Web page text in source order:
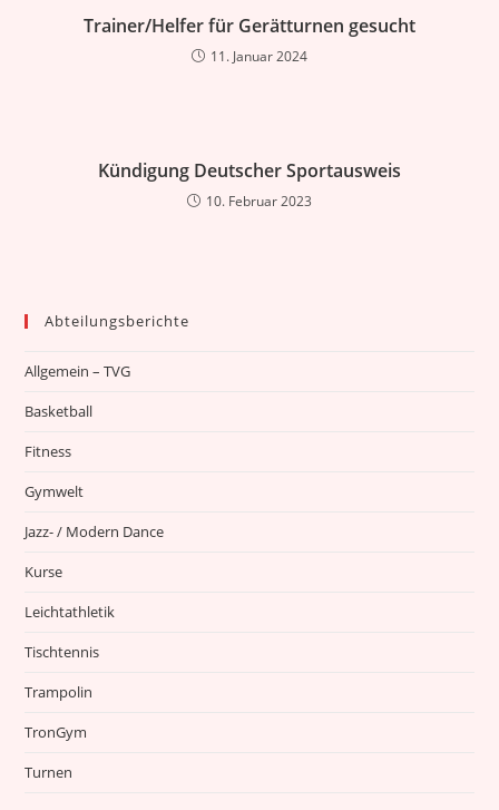
Trainer/Helfer für Gerätturnen gesucht
11. Januar 2024
Kündigung Deutscher Sportausweis
10. Februar 2023
Abteilungsberichte
Allgemein – TVG
Basketball
Fitness
Gymwelt
Jazz- / Modern Dance
Kurse
Leichtathletik
Tischtennis
Trampolin
TronGym
Turnen